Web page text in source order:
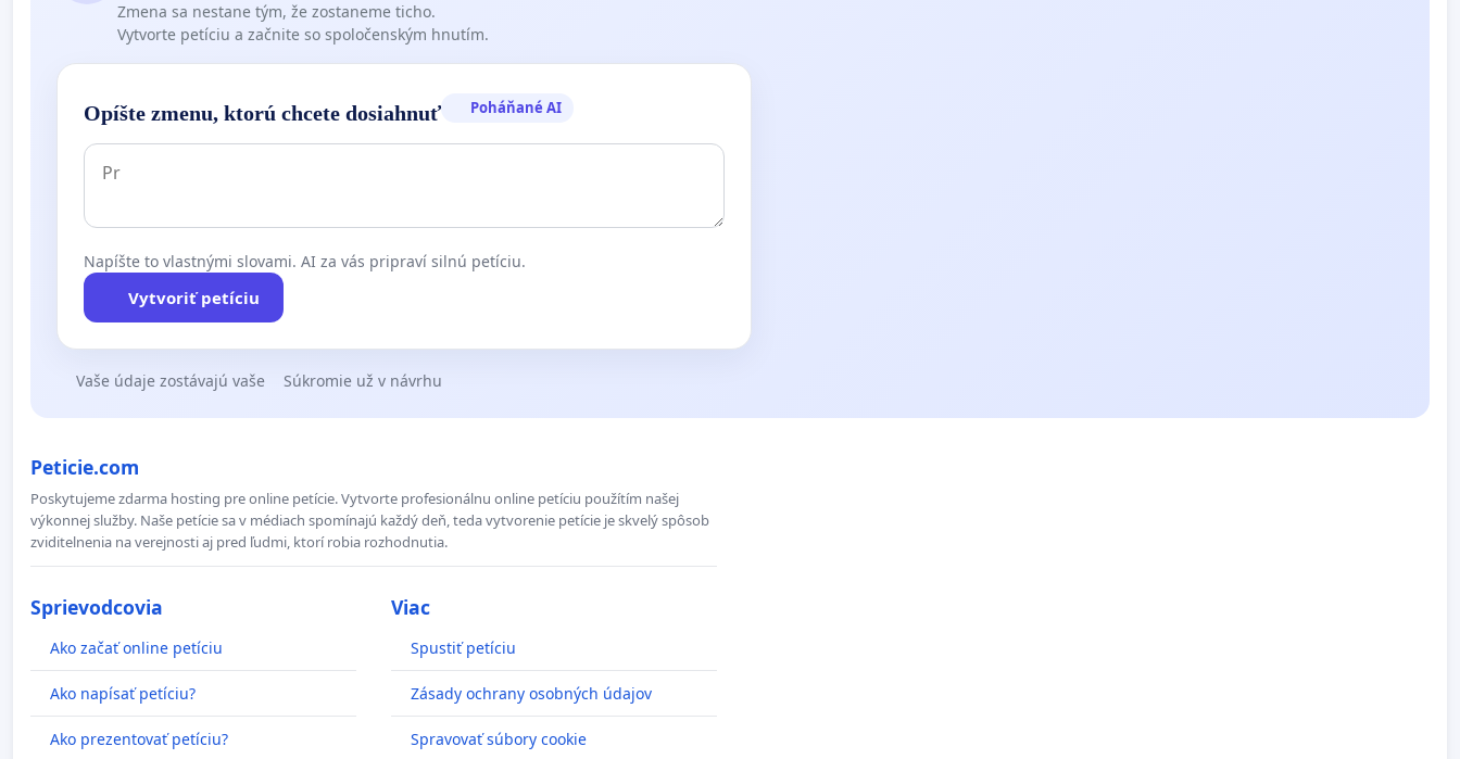
Zmena sa nestane tým, že zostaneme ticho.
Vytvorte petíciu a začnite so spoločenským hnutím.
Opíšte zmenu, ktorú chcete dosiahnuť Poháňané AI
Napíšte to vlastnými slovami. AI za vás pripraví silnú petíciu.
Vytvoriť petíciu
Vaše údaje zostávajú vaše Súkromie už v návrhu
Peticie.com
Poskytujeme zdarma hosting pre online petície. Vytvorte profesionálnu online petíciu použítím našej
výkonnej služby. Naše petície sa v médiach spomínajú každý deň, teda vytvorenie petície je skvelý spôsob
zviditelnenia na verejnosti aj pred ľudmi, ktorí robia rozhodnutia.
Sprievodcovia
Ako začať online petíciu
Ako napísať petíciu?
Ako prezentovať petíciu?
Viac
Spustiť petíciu
Zásady ochrany osobných údajov
Spravovať súbory cookie